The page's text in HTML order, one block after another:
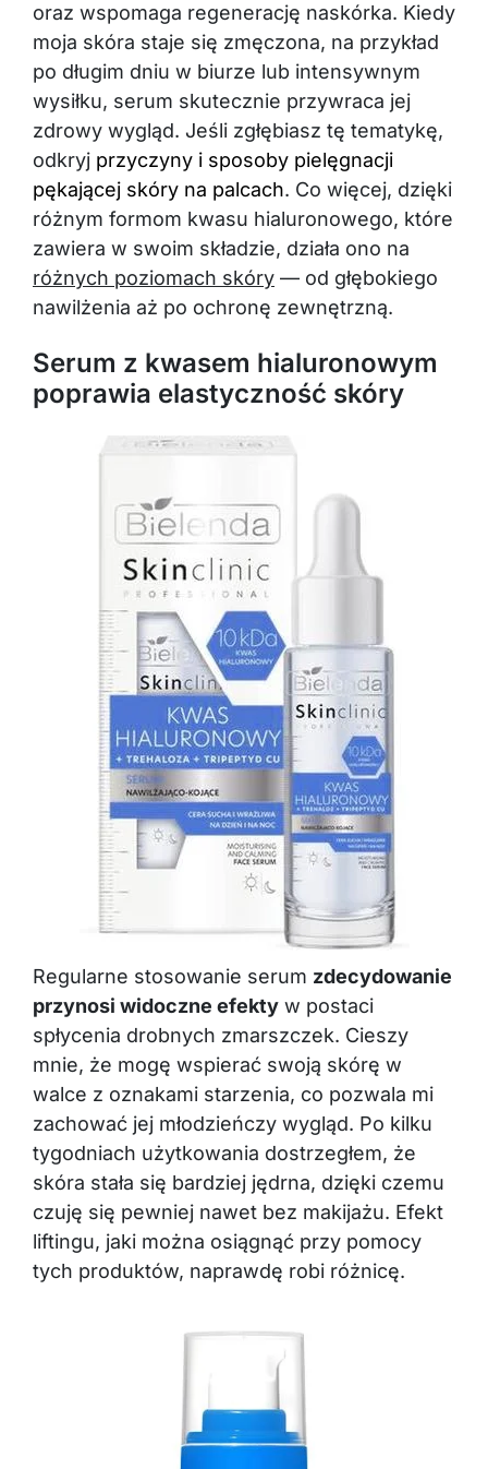
oraz wspomaga regenerację naskórka. Kiedy
moja skóra staje się zmęczona, na przykład
po długim dniu w biurze lub intensywnym
wysiłku, serum skutecznie przywraca jej
zdrowy wygląd. Jeśli zgłębiasz tę tematykę,
odkryj przyczyny i sposoby pielęgnacji
pękającej skóry na palcach. Co więcej, dzięki
różnym formom kwasu hialuronowego, które
zawiera w swoim składzie, działa ono na
różnych poziomach skóry — od głębokiego
nawilżenia aż po ochronę zewnętrzną.
Serum z kwasem hialuronowym
poprawia elastyczność skóry
Regularne stosowanie serum zdecydowanie
przynosi widoczne efekty w postaci
spłycenia drobnych zmarszczek. Cieszy
mnie, że mogę wspierać swoją skórę w
walce z oznakami starzenia, co pozwala mi
zachować jej młodzieńczy wygląd. Po kilku
tygodniach użytkowania dostrzegłem, że
skóra stała się bardziej jędrna, dzięki czemu
czuję się pewniej nawet bez makijażu. Efekt
liftingu, jaki można osiągnąć przy pomocy
tych produktów, naprawdę robi różnicę.